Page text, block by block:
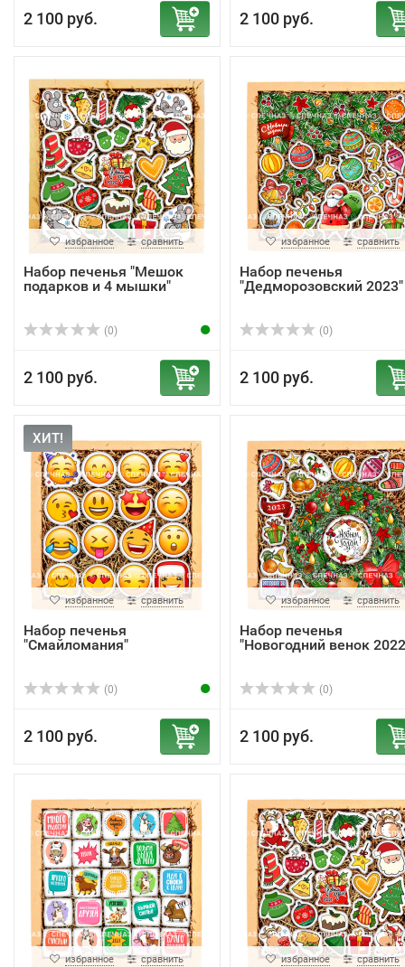
2 100 руб. 2 100 руб.
избранное сравнить
Набор печенья "Мешок
подарков и 4 мышки"
(0)
2 100 руб.
избранное сравнить
Набор печенья
"Дедморозовский 2023"
(0)
2 100 руб.
ХИТ!
избранное сравнить
Набор печенья
"Смайломания"
(0)
2 100 руб.
избранное сравнить
Набор печенья
"Новогодний венок
(0)
2 100 руб.
избранное сравнить избранное сравнить